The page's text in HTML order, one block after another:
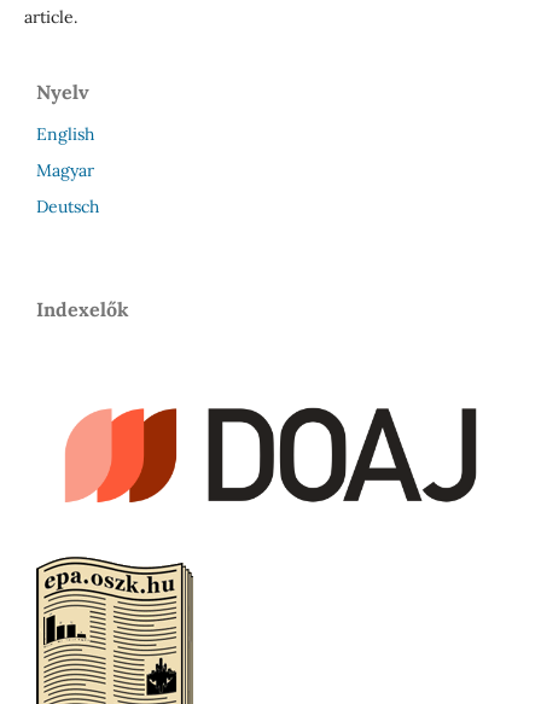
article.
Nyelv
English
Magyar
Deutsch
Indexelők